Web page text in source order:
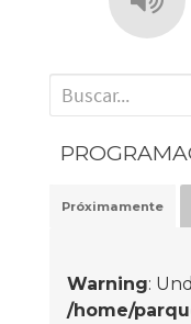
' . __('Search
Próximamente
Warning:
/home/